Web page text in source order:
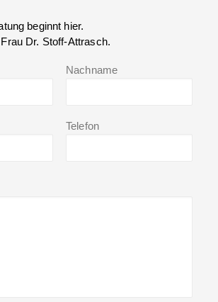
beginnt hier.
Dr. Stoff-Attrasch.
Nachname
Telefon